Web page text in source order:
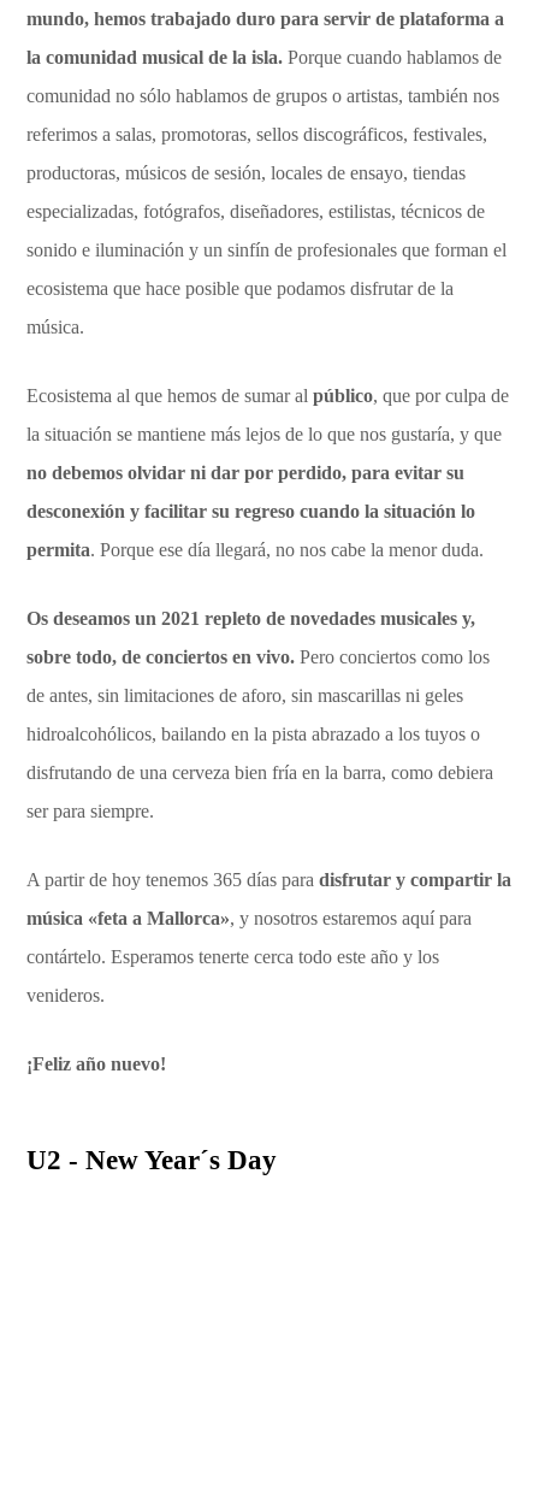
mundo, hemos trabajado duro para servir de plataforma a
la comunidad musical de la isla. Porque cuando hablamos de
comunidad no sólo hablamos de grupos o artistas, también nos
referimos a salas, promotoras, sellos discográficos, festivales,
productoras, músicos de sesión, locales de ensayo, tiendas
especializadas, fotógrafos, diseñadores, estilistas, técnicos de
sonido e iluminación y un sinfín de profesionales que forman el
ecosistema que hace posible que podamos disfrutar de la
música.
Ecosistema al que hemos de sumar alpúblico, que por culpa de
la situación se mantiene más lejos de lo que nos gustaría, y que
no debemos olvidar ni dar por perdido, para evitar su
desconexión y facilitar su regreso cuando la situación lo
permita. Porque ese día llegará, no nos cabe la menor duda.
Os deseamos un 2021 repleto de novedades musicales y,
sobre todo, de conciertos en vivo. Pero conciertos como los
de antes, sin limitaciones de aforo, sin mascarillas ni geles
hidroalcohólicos, bailando en la pista abrazado a los tuyos o
disfrutando de una cerveza bien fría en la barra, como debiera
ser para siempre.
A partir de hoy tenemos 365 días paradisfrutar y compartir la
música «feta a Mallorca», y nosotros estaremos aquí para
contártelo. Esperamos tenerte cerca todo este año y los
venideros.
¡Feliz año nuevo!
U2 - New Year´s Day